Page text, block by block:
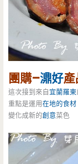
團購–濎好產
這次接到來自宜蘭羅東
重點是運用在地的食材
變化成新的創意菜色